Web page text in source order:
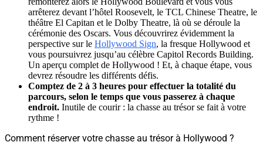
arrêterez devant l’hôtel Roosevelt, le TCL Chinese Theatre, le
théâtre El Capitan et le Dolby Theatre, là où se déroule la
cérémonie des Oscars. Vous découvrirez évidemment la
perspective sur le Hollywood Sign, la fresque Hollywood et
vous poursuivrez jusqu’au célèbre Capitol Records Building.
Un aperçu complet de Hollywood ! Et, à chaque étape, vous
devrez résoudre les différents défis.
Comptez de 2 à 3 heures pour effectuer la totalité du
parcours, selon le temps que vous passerez à chaque
endroit. Inutile de courir : la chasse au trésor se fait à votre
rythme !
Comment réserver votre chasse au trésor à Hollywood ?